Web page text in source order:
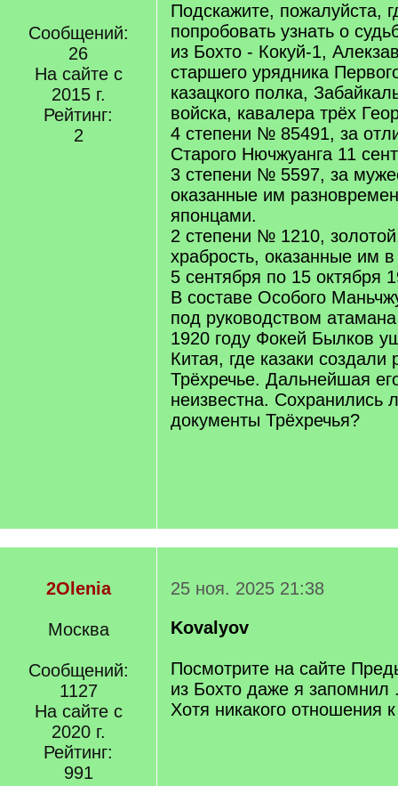
Сообщений:
26
На сайте с
2015 г.
Рейтинг:
2
Подскажите, пожалуйста,
попробовать узнать о
из Бохто - Кокуй-1,
старшего урядника
казацкого полка,
войска, кавалера трёх
4 степени № 85491, за
Старого Нючжуанга 11
3 степени № 5597, за
оказанные им
японцами.
2 степени № 1210,
храбрость, оказанные им
5 сентября по 15 октября
В составе Особого
под руководством
1920 году Фокей Былков
Китая, где казаки создали
Трёхречье. Дальнейшая
неизвестна. Сохранились
документы Трёхречья?
2Olenia
Москва
Сообщений:
1127
На сайте с
2020 г.
Рейтинг:
991
25 ноя. 2025 21:38
Kovalyov
Посмотрите на сайте
из Бохто даже я запомнил
Хотя никакого отношения